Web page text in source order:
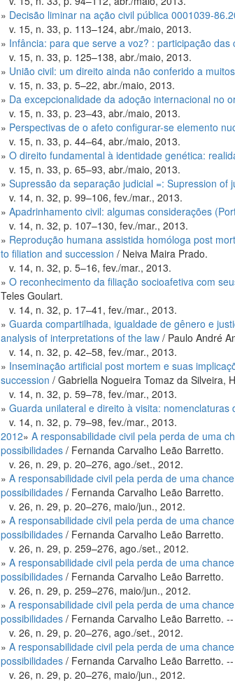
» Decisão liminar na ação civil pública 0001039-
v. 15, n. 33, p. 113–124, abr./maio, 2013.
» Infância: para que serve a voz? : participação
v. 15, n. 33, p. 125–138, abr./maio, 2013.
» União civil: um direito ainda não conferido a muitos
v. 15, n. 33, p. 5–22, abr./maio, 2013.
» Da excepcionalidade da adoção internacional no
v. 15, n. 33, p. 23–43, abr./maio, 2013.
» Perspectivas de o afeto configurar-se elemento
v. 15, n. 33, p. 44–64, abr./maio, 2013.
»O direito fundamental à identidade genética:
v. 15, n. 33, p. 65–93, abr./maio, 2013.
»Supressão da separação judicial =: Supression of
v. 14, n. 32, p. 99–106, fev./mar., 2013.
»Apadrinhamento civil: algumas considerações
v. 14, n. 32, p. 107–130, fev./mar., 2013.
» Reprodução humana assistida homóloga post
to filiation and succession / Neiva Maira Prado.
v. 14, n. 32, p. 5–16, fev./mar., 2013.
»O reconhecimento da filiação socioafetiva com
Teles Goulart.
v. 14, n. 32, p. 17–41, fev./mar., 2013.
»Guarda compartilhada, igualdade de gênero e
analysis of interpretations of the law / Paulo André
v. 14, n. 32, p. 42–58, fev./mar., 2013.
» Inseminação artificial post mortem e suas
succession / Gabriella Nogueira Tomaz da Silveira,
v. 14, n. 32, p. 59–78, fev./mar., 2013.
»Guarda unilateral e direito à visita:
v. 14, n. 32, p. 79–98, fev./mar., 2013.
2012»A responsabilidade civil pela perda de uma
possibilidades / Fernanda Carvalho Leão Barretto.
v. 26, n. 29, p. 20–276, ago./set., 2012.
»A responsabilidade civil pela perda de uma
possibilidades / Fernanda Carvalho Leão Barretto.
v. 26, n. 29, p. 20–276, maio/jun., 2012.
»A responsabilidade civil pela perda de uma
possibilidades / Fernanda Carvalho Leão Barretto.
v. 26, n. 29, p. 259–276, ago./set., 2012.
»A responsabilidade civil pela perda de uma
possibilidades / Fernanda Carvalho Leão Barretto.
v. 26, n. 29, p. 259–276, maio/jun., 2012.
»A responsabilidade civil pela perda de uma
possibilidades / Fernanda Carvalho Leão Barretto. --
v. 26, n. 29, p. 20–276, ago./set., 2012.
»A responsabilidade civil pela perda de uma
possibilidades / Fernanda Carvalho Leão Barretto. --
v. 26, n. 29, p. 20–276, maio/jun., 2012.